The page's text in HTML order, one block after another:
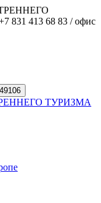
413 68 83 / офис
ТУРИЗМА